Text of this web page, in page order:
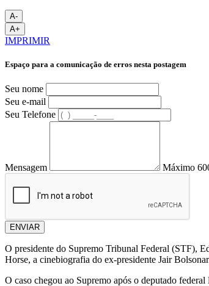
A-
A+
IMPRIMIR
Espaço para a comunicação de erros nesta postagem
Seu nome
Seu e-mail
Seu Telefone
Mensagem Máximo
ENVIAR
O presidente do Supremo Tribunal Federal (STF),
Horse, a cinebiografia do ex-presidente Jair
O caso chegou ao Supremo após o deputado